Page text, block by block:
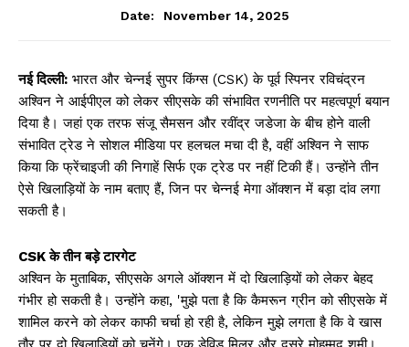
Date:
November 14, 2025
नई दिल्ली: भारत और चेन्नई सुपर किंग्स (CSK) के पूर्व स्पिनर रविचंद्रन
अश्विन ने आईपीएल को लेकर सीएसके की संभावित रणनीति पर महत्वपूर्ण बयान
दिया है। जहां एक तरफ संजू सैमसन और रवींद्र जडेजा के बीच होने वाली
संभावित ट्रेड ने सोशल मीडिया पर हलचल मचा दी है, वहीं अश्विन ने साफ
किया कि फ्रेंचाइजी की निगाहें सिर्फ एक ट्रेड पर नहीं टिकी हैं। उन्होंने तीन
ऐसे खिलाड़ियों के नाम बताए हैं, जिन पर चेन्नई मेगा ऑक्शन में बड़ा दांव लगा
सकती है।
CSK के तीन बड़े टारगेट
अश्विन के मुताबिक, सीएसके अगले ऑक्शन में दो खिलाड़ियों को लेकर बेहद
गंभीर हो सकती है। उन्होंने कहा, 'मुझे पता है कि कैमरून ग्रीन को सीएसके में
शामिल करने को लेकर काफी चर्चा हो रही है, लेकिन मुझे लगता है कि वे खास